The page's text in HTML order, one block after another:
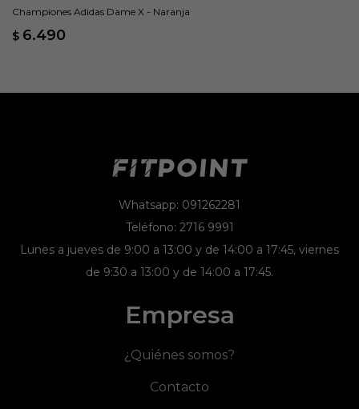
Championes Adidas Dame X - Naranja
$ 6.490
Whatsapp: 091262281
Teléfono: 2716 9991
Lunes a jueves de 9:00 a 13:00 y de 14:00 a 17:45, viernes
de 9:30 a 13:00 y de 14:00 a 17:45.
Empresa
¿Quiénes somos?
Contacto